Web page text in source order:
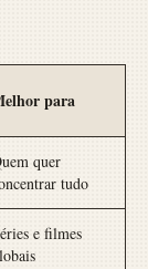
para
quer
tudo
e filmes